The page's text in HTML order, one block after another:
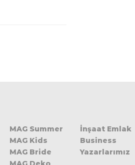
MAG Summer
MAG Kids
MAG Bride
İnşaat Emlak
Business
Yazarlarımız